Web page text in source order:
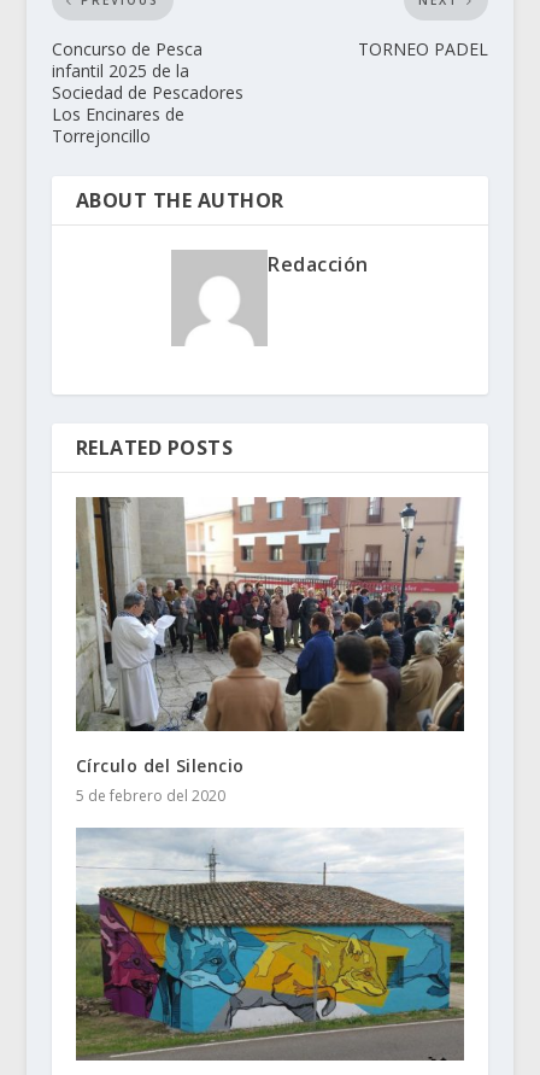
Concurso de Pesca
infantil 2025 de la
Sociedad de Pescadores
Los Encinares de
Torrejoncillo
TORNEO PADEL
ABOUT THE AUTHOR
Redacción
RELATED POSTS
Círculo del Silencio
5 de febrero del 2020